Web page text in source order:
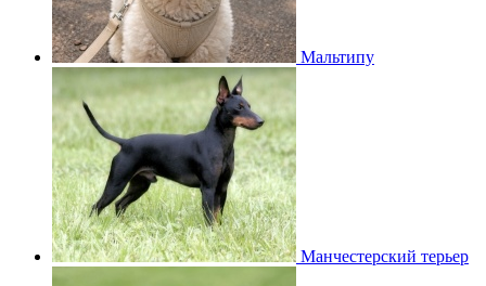
Мальтипу
Манчестерский терьер